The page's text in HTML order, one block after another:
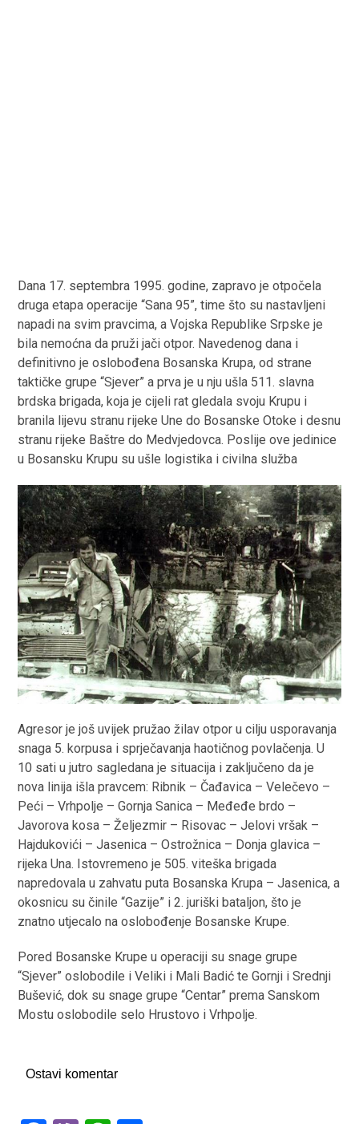
Dana 17. septembra 1995. godine, zapravo je otpočela
druga etapa operacije “Sana 95”, time što su nastavljeni
napadi na svim pravcima, a Vojska Republike Srpske je
bila nemoćna da pruži jači otpor. Navedenog dana i
definitivno je oslobođena Bosanska Krupa, od strane
taktičke grupe “Sjever” a prva je u nju ušla 511. slavna
brdska brigada, koja je cijeli rat gledala svoju Krupu i
branila lijevu stranu rijeke Une do Bosanske Otoke i desnu
stranu rijeke Baštre do Medvjedovca. Poslije ove jedinice
u Bosansku Krupu su ušle logistika i civilna služba
Agresor je još uvijek pružao žilav otpor u cilju usporavanja
snaga 5. korpusa i sprječavanja haotičnog povlačenja. U
10 sati u jutro sagledana je situacija i zaključeno da je
nova linija išla pravcem: Ribnik – Čađavica – Velečevo –
Peći – Vrhpolje – Gornja Sanica – Međeđe brdo –
Javorova kosa – Željezmir – Risovac – Jelovi vršak –
Hajdukovići – Jasenica – Ostrožnica – Donja glavica –
rijeka Una. Istovremeno je 505. viteška brigada
napredovala u zahvatu puta Bosanska Krupa – Jasenica, a
okosnicu su činile “Gazije” i 2. juriški bataljon, što je
znatno utjecalo na oslobođenje Bosanske Krupe.
Pored Bosanske Krupe u operaciji su snage grupe
“Sjever” oslobodile i Veliki i Mali Badić te Gornji i Srednji
Bušević, dok su snage grupe “Centar” prema Sanskom
Mostu oslobodile selo Hrustovo i Vrhpolje.
Ostavi komentar